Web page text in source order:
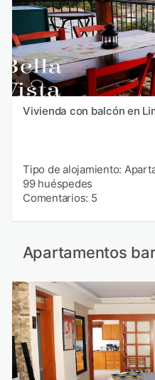
Vivienda con balcón en
Tipo de alojamiento:
99 huéspedes
Comentarios: 5
Apartamentos